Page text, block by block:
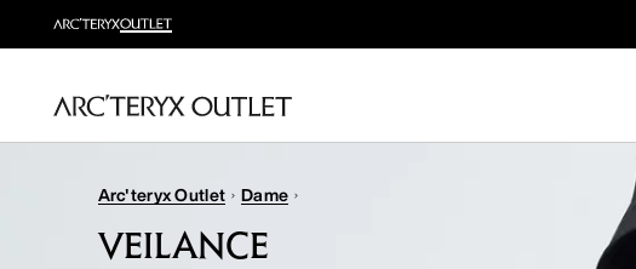
Arc'teryx Outlet Dame
VEILANCE